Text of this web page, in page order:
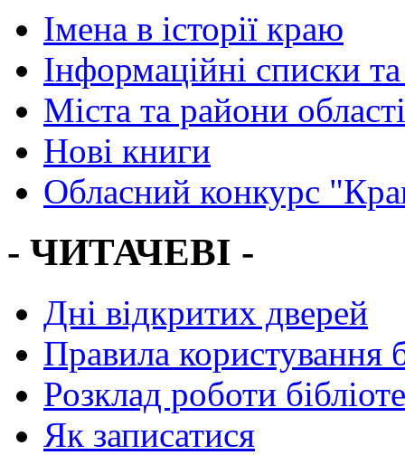
Імена в історії краю
Інформаційні списки
Міста та райони області
Нові книги
Обласний конкурс
- ЧИТАЧЕВІ -
Дні відкритих дверей
Правила користування
Розклад роботи
Як записатися